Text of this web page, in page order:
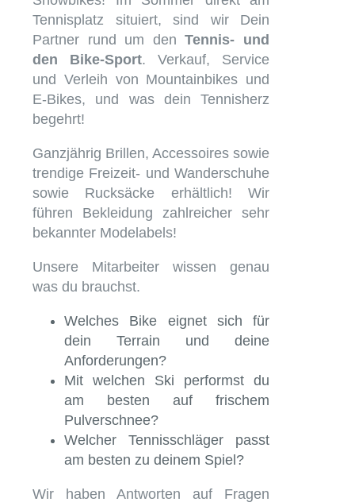
Tennisplatz situiert, sind wir Dein
Partner rund um denTennis- und
den Bike-Sport. Verkauf, Service
und Verleih von Mountainbikes und
E-Bikes, und was dein Tennisherz
begehrt!
Ganzjährig Brillen, Accessoires sowie
trendige Freizeit- und Wanderschuhe
sowie Rucksäcke erhältlich! Wir
führen Bekleidung zahlreicher sehr
bekannter Modelabels!
Unsere Mitarbeiter wissen genau
was du brauchst.
Welches Bike eignet sich für
dein Terrain und deine
Anforderungen?
Mit welchen Ski performst du
am besten auf frischem
Pulverschnee?
Welcher Tennisschläger passt
am besten zu deinem Spiel?
Wir haben Antworten auf Fragen